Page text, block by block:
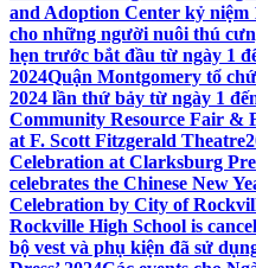
and Adoption Center kỷ niệm
cho những người nuôi thú
hẹn trước bắt đầu từ ngày 1
2024Quận Montgomery tổ
2024 lần thứ bảy từ ngày 1
Community Resource Fair &
at F. Scott Fitzgerald Theatre
Celebration at Clarksburg
celebrates the Chinese New
Celebration by City of
Rockville High School is
bộ vest và phụ kiện đã sử